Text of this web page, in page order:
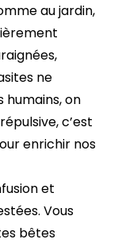
au jardin,
ne
humains, on
c’est
enrichir nos
et
Vous
bêtes